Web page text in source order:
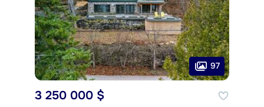
97
3 250 000 $